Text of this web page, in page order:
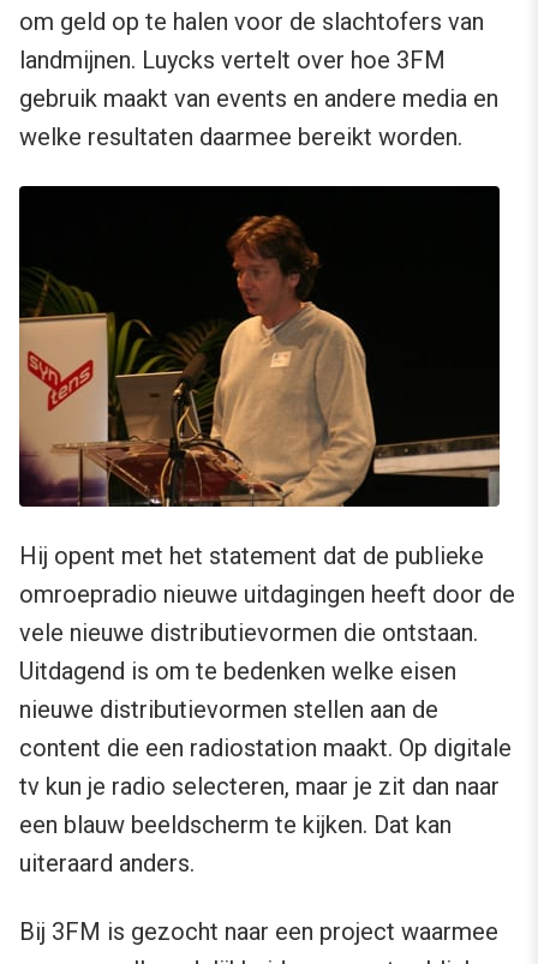
om geld op te halen voor de slachtofers van
landmijnen. Luycks vertelt over hoe 3FM
gebruik maakt van events en andere media en
welke resultaten daarmee bereikt worden.
Hij opent met het statement dat de publieke
omroepradio nieuwe uitdagingen heeft door de
vele nieuwe distributievormen die ontstaan.
Uitdagend is om te bedenken welke eisen
nieuwe distributievormen stellen aan de
content die een radiostation maakt. Op digitale
tv kun je radio selecteren, maar je zit dan naar
een blauw beeldscherm te kijken. Dat kan
uiteraard anders.
Bij 3FM is gezocht naar een project waarmee